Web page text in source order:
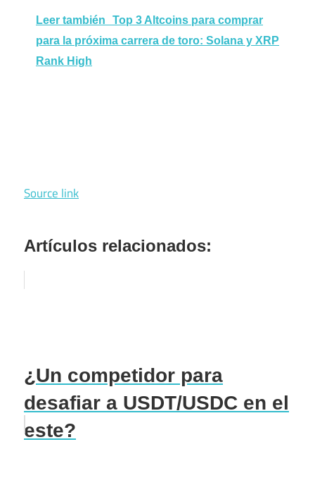
Leer también
Top 3 Altcoins para comprar
para la próxima carrera de toro: Solana y XRP
Rank High
Source link
Artículos relacionados:
¿Un competidor para
desafiar a USDT/USDC en el
este?